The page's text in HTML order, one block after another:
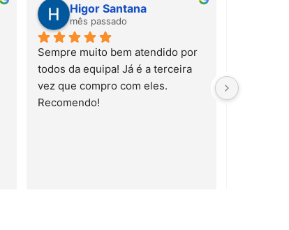
Higor Santana
mês passado
Sempre muito bem atendido por
todos da equipa! Já é a terceira
vez que compro com eles.
Recomendo!